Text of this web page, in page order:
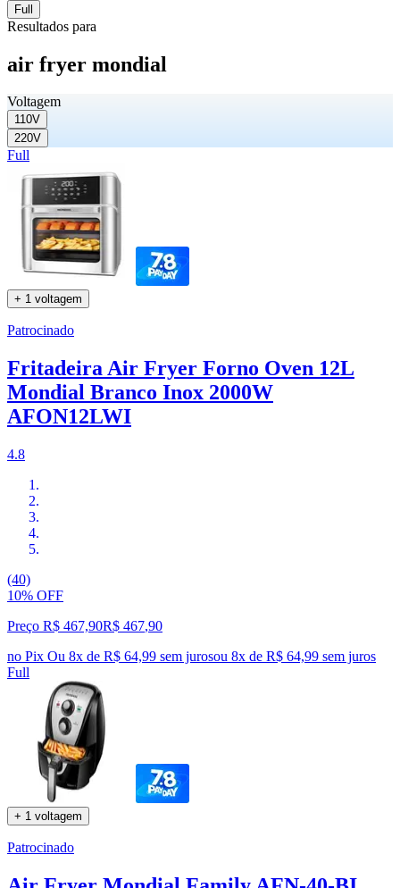
Full
Resultados para
air fryer mondial
Voltagem
110V
220V
Full
+ 1 voltagem
Patrocinado
Fritadeira Air Fryer Forno Oven 12L
Mondial Branco Inox 2000W
AFON12LWI
4.8
(40)
10% OFF
Preço R$ 467,90R$ 467,90
no Pix Ou 8x de R$ 64,99 sem jurosou 8x de R$ 64,99 sem juros
Full
+ 1 voltagem
Patrocinado